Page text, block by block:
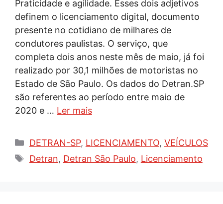
Praticidade e agilidade. Esses dois adjetivos
definem o licenciamento digital, documento
presente no cotidiano de milhares de
condutores paulistas. O serviço, que
completa dois anos neste mês de maio, já foi
realizado por 30,1 milhões de motoristas no
Estado de São Paulo. Os dados do Detran.SP
são referentes ao período entre maio de
2020 e … Ler mais
Categorias
DETRAN-SP, LICENCIAMENTO, VEÍCULOS
Tags
Detran, Detran São Paulo, Licenciamento